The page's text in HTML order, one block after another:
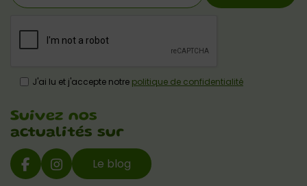
J'ai lu et j'accepte notre politique de confidentialité
Suivez nos
actualités sur
Le blog